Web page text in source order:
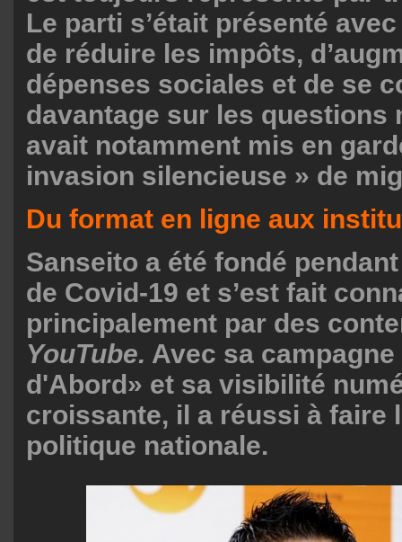
Le parti s’était présenté
de réduire les impôts,
dépenses sociales et de se
davantage sur les questions
avait notamment mis en
invasion silencieuse » de
Du format en ligne aux
Sanseito a été fondé
de Covid-19 et s’est fait
principalement par des
YouTube. Avec sa
d'Abord» et sa visibilité
croissante, il a réussi à faire
politique nationale.